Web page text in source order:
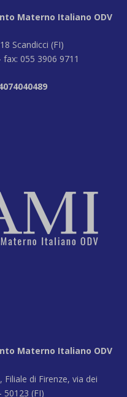
Materno Italiano ODV
Scandicci (FI)
fax: 055 3906 9711
Materno Italiano ODV
di Firenze, via dei
(FI)